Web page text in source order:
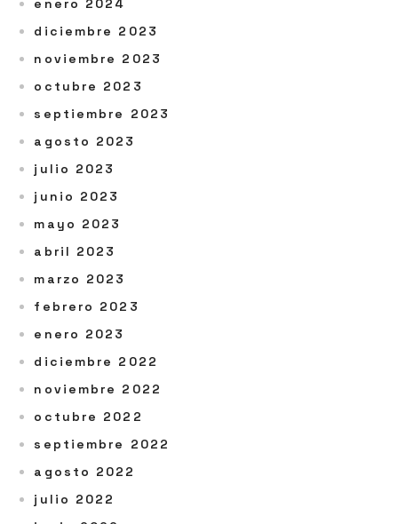
enero 2024
diciembre 2023
noviembre 2023
octubre 2023
septiembre 2023
agosto 2023
julio 2023
junio 2023
mayo 2023
abril 2023
marzo 2023
febrero 2023
enero 2023
diciembre 2022
noviembre 2022
octubre 2022
septiembre 2022
agosto 2022
julio 2022